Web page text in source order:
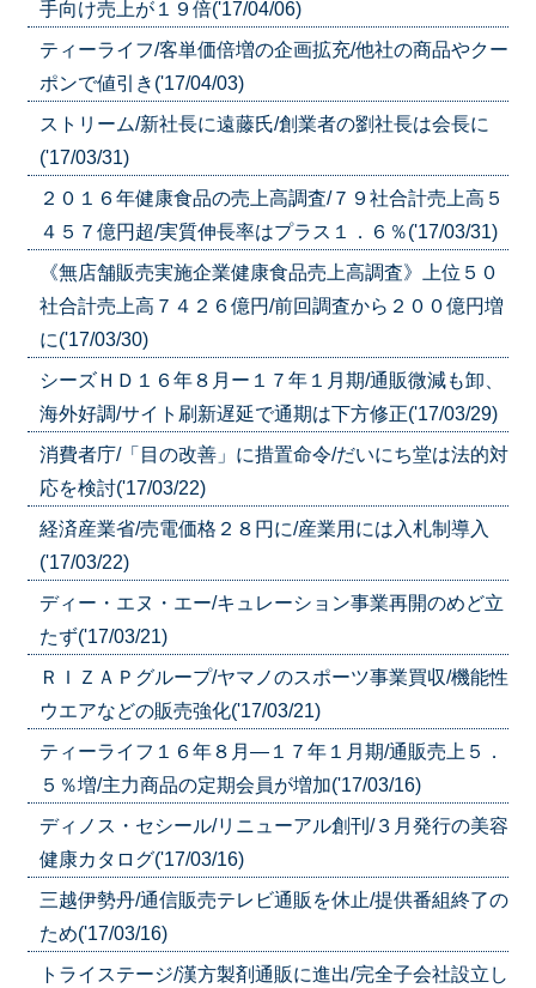
手向け売上が１９倍('17/04/06)
ティーライフ/客単価倍増の企画拡充/他社の商品やクー
ポンで値引き('17/04/03)
ストリーム/新社長に遠藤氏/創業者の劉社長は会長に
('17/03/31)
２０１６年健康食品の売上高調査/７９社合計売上高５
４５７億円超/実質伸長率はプラス１．６％('17/03/31)
《無店舗販売実施企業健康食品売上高調査》上位５０
社合計売上高７４２６億円/前回調査から２００億円増
に('17/03/30)
シーズＨＤ１６年８月ー１７年１月期/通販微減も卸、
海外好調/サイト刷新遅延で通期は下方修正('17/03/29)
消費者庁/「目の改善」に措置命令/だいにち堂は法的対
応を検討('17/03/22)
経済産業省/売電価格２８円に/産業用には入札制導入
('17/03/22)
ディー・エヌ・エー/キュレーション事業再開のめど立
たず('17/03/21)
ＲＩＺＡＰグループ/ヤマノのスポーツ事業買収/機能性
ウエアなどの販売強化('17/03/21)
ティーライフ１６年８月―１７年１月期/通販売上５．
５％増/主力商品の定期会員が増加('17/03/16)
ディノス・セシール/リニューアル創刊/３月発行の美容
健康カタログ('17/03/16)
三越伊勢丹/通信販売テレビ通販を休止/提供番組終了の
ため('17/03/16)
トライステージ/漢方製剤通販に進出/完全子会社設立し